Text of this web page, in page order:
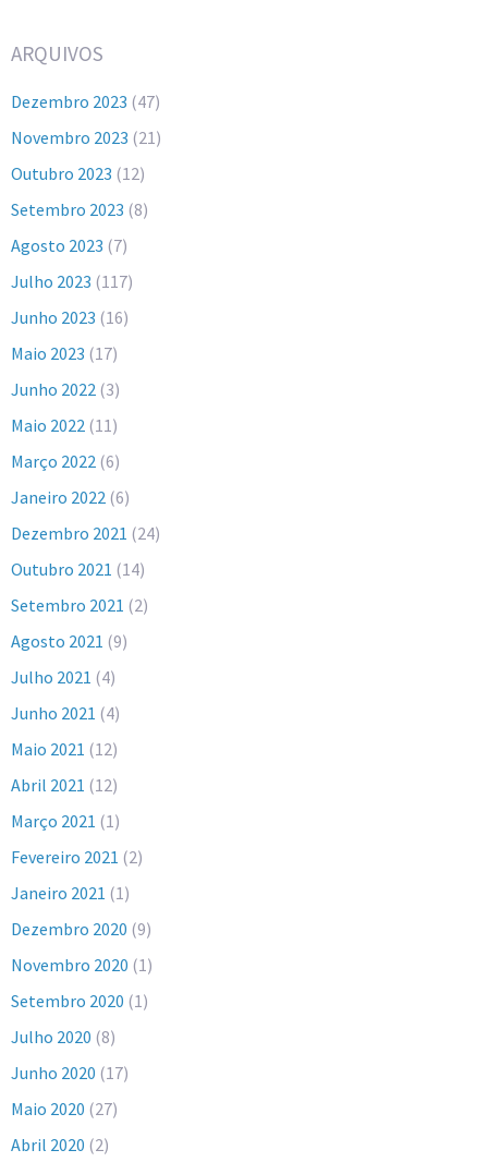
ARQUIVOS
Dezembro 2023 (47)
Novembro 2023 (21)
Outubro 2023 (12)
Setembro 2023 (8)
Agosto 2023 (7)
Julho 2023 (117)
Junho 2023 (16)
Maio 2023 (17)
Junho 2022 (3)
Maio 2022 (11)
Março 2022 (6)
Janeiro 2022 (6)
Dezembro 2021 (24)
Outubro 2021 (14)
Setembro 2021 (2)
Agosto 2021 (9)
Julho 2021 (4)
Junho 2021 (4)
Maio 2021 (12)
Abril 2021 (12)
Março 2021 (1)
Fevereiro 2021 (2)
Janeiro 2021 (1)
Dezembro 2020 (9)
Novembro 2020 (1)
Setembro 2020 (1)
Julho 2020 (8)
Junho 2020 (17)
Maio 2020 (27)
Abril 2020 (2)